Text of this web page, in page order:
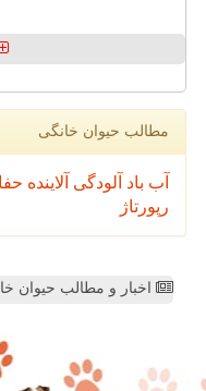
مطالب حیوان خانگی
آب باد آلودگی آلاینده
رپورتاژ
اخبار و مطالب حیوان